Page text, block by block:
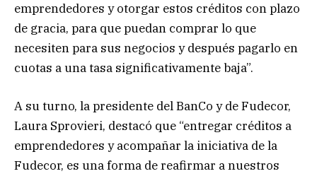
emprendedores y otorgar estos créditos con plazo
de gracia, para que puedan comprar lo que
necesiten para sus negocios y después pagarlo en
cuotas a una tasa significativamente baja”.
A su turno, la presidente del BanCo y de Fudecor,
Laura Sprovieri, destacó que “entregar créditos a
emprendedores y acompañar la iniciativa de la
Fudecor, es una forma de reafirmar a nuestros